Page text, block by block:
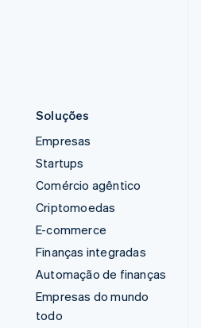
Soluções
Empresas
Startups
Comércio agêntico
Criptomoedas
E-commerce
Finanças integradas
Automação de finanças
Empresas do mundo
todo